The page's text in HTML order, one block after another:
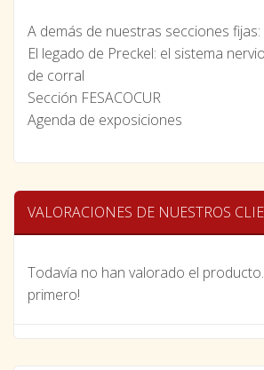
A demás de nuestras secciones fijas:
El legado de Preckel: el sistema
de corral
Sección FESACOCUR
Agenda de exposiciones
VALORACIONES DE NUESTROS
Todavía no han valorado el producto.
primero!